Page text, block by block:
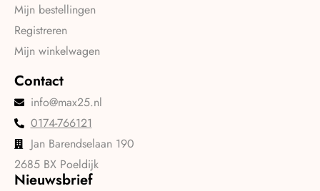
Mijn bestellingen
Registreren
Mijn winkelwagen
Contact
info@max25.nl
0174-766121
Jan Barendselaan 190
2685 BX Poeldijk
Nieuwsbrief